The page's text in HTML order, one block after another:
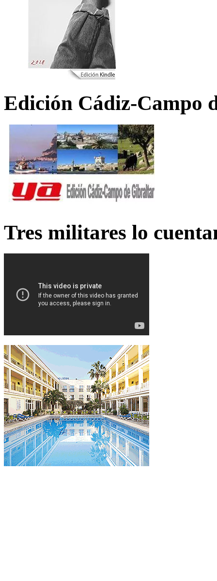
Edición Cádiz-Campo
Tres militares lo